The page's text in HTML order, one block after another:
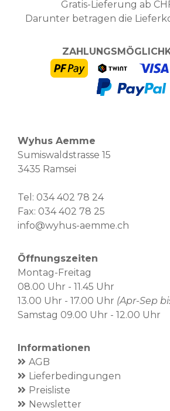
Gratis-Lieferung ab
Darunter betragen die
Wyhus Aemme
Sumiswaldstrasse 15
3435 Ramsei
Tel: 034 402 78 24
Fax: 034 402 78 25
info@wyhus-aemme.ch
Öffnungszeiten
Montag-Freitag
08.00 Uhr - 11.45 Uhr
13.00 Uhr - 17.00 Uhr (Apr-Sep
Samstag 09.00 Uhr - 12.00 Uhr
Informationen
AGB
Lieferbedingungen
Preisliste
Newsletter